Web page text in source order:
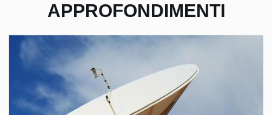
APPROFONDIMENTI